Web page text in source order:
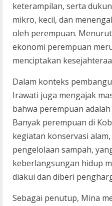
keterampilan, serta
mikro, kecil, dan
oleh perempuan.
ekonomi perempuan
menciptakan
Dalam konteks
Irawati juga mengajak
bahwa perempuan
Banyak perempuan di
kegiatan konservasi
pengelolaan sampah,
keberlangsungan hidup
diakui dan diberi
Sebagai penutup, Mina